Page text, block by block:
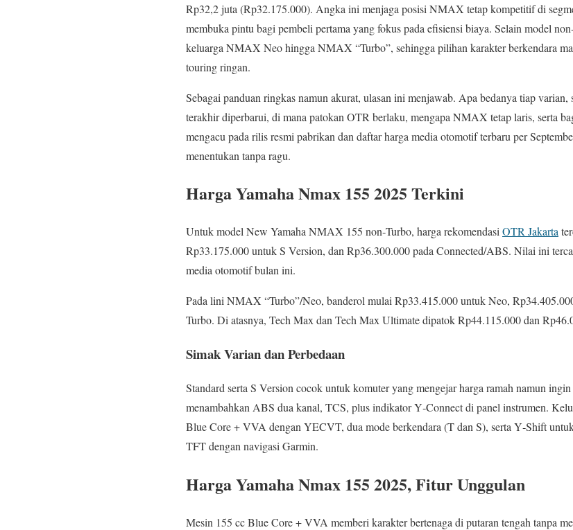
Rp32,2 juta (Rp32.175.000). Angka ini menjaga posisi NMAX tetap kompetitif di
membuka pintu bagi pembeli pertama yang fokus pada efisiensi biaya. Selain model
keluarga NMAX Neo hingga NMAX “Turbo”, sehingga pilihan karakter berkendara
touring ringan.
Sebagai panduan ringkas namun akurat, ulasan ini menjawab. Apa bedanya tiap varian,
terakhir diperbarui, di mana patokan OTR berlaku, mengapa NMAX tetap laris, serta
mengacu pada rilis resmi pabrikan dan daftar harga media otomotif terbaru per
menentukan tanpa ragu.
Harga Yamaha Nmax 155 2025 Terkini
Untuk model New Yamaha NMAX 155 non‑Turbo, harga rekomendasiOTR Jakarta
Rp33.175.000 untuk S Version, dan Rp36.300.000 pada Connected/ABS. Nilai ini
media otomotif bulan ini.
Pada lini NMAX “Turbo”/Neo, banderol mulai Rp33.415.000 untuk Neo,
Turbo. Di atasnya, Tech Max dan Tech Max Ultimate dipatok Rp44.115.000 dan
Simak Varian dan Perbedaan
Standard serta S Version cocok untuk komuter yang mengejar harga ramah namun
menambahkan ABS dua kanal, TCS, plus indikator Y‑Connect di panel instrumen.
Blue Core + VVA dengan YECVT, dua mode berkendara (T dan S), serta Y‑Shift
TFT dengan navigasi Garmin.
Harga Yamaha Nmax 155 2025, Fitur Unggulan
Mesin 155 cc Blue Core + VVA memberi karakter bertenaga di putaran tengah tanpa